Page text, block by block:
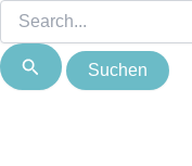
Zum
Inhalt
springen
nach:
nach: